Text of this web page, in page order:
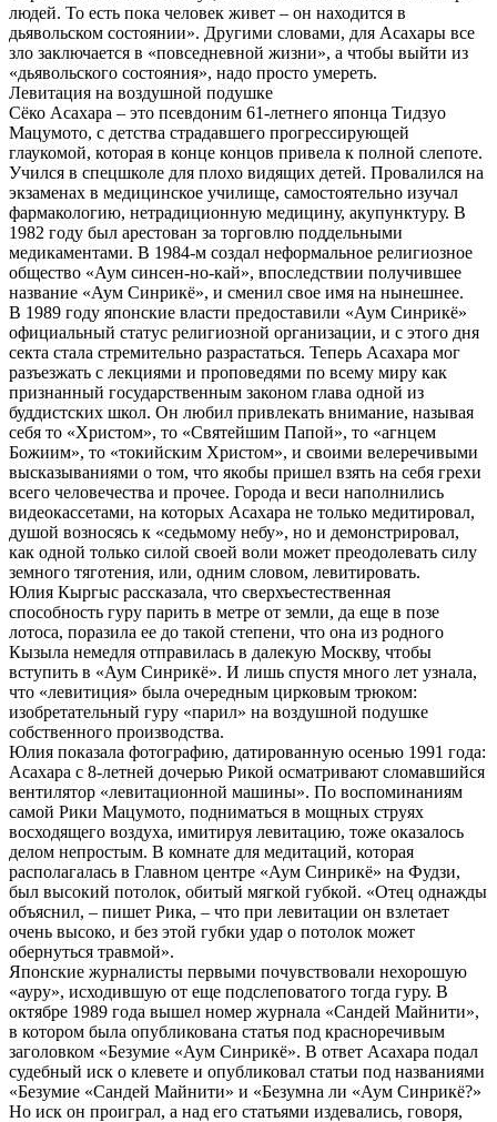
людей. То есть пока человек живет – он находится в
дьявольском состоянии». Другими словами, для Асахары все
зло заключается в «повседневной жизни», а чтобы выйти из
«дьявольского состояния», надо просто умереть.
Левитация на воздушной подушке
Сёко Асахара – это псевдоним 61-летнего японца Тидзуо
Мацумото, с детства страдавшего прогрессирующей
глаукомой, которая в конце концов привела к полной слепоте.
Учился в спецшколе для плохо видящих детей. Провалился на
экзаменах в медицинское училище, самостоятельно изучал
фармакологию, нетрадиционную медицину, акупунктуру. В
1982 году был арестован за торговлю поддельными
медикаментами. В 1984-м создал неформальное религиозное
общество «Аум синсен-но-кай», впоследствии получившее
название «Аум Синрикё», и сменил свое имя на нынешнее.
В 1989 году японские власти предоставили «Аум Синрикё»
официальный статус религиозной организации, и с этого дня
секта стала стремительно разрастаться. Теперь Асахара мог
разъезжать с лекциями и проповедями по всему миру как
признанный государственным законом глава одной из
буддистских школ. Он любил привлекать внимание, называя
себя то «Христом», то «Святейшим Папой», то «агнцем
Божиим», то «токийским Христом», и своими велеречивыми
высказываниями о том, что якобы пришел взять на себя грехи
всего человечества и прочее. Города и веси наполнились
видеокассетами, на которых Асахара не только медитировал,
душой возносясь к «седьмому небу», но и демонстрировал,
как одной только силой своей воли может преодолевать силу
земного тяготения, или, одним словом, левитировать.
Юлия Кыргыс рассказала, что сверхъестественная
способность гуру парить в метре от земли, да еще в позе
лотоса, поразила ее до такой степени, что она из родного
Кызыла немедля отправилась в далекую Москву, чтобы
вступить в «Аум Синрикё». И лишь спустя много лет узнала,
что «левитиция» была очередным цирковым трюком:
изобретательный гуру «парил» на воздушной подушке
собственного производства.
Юлия показала фотографию, датированную осенью 1991 года:
Асахара с 8-летней дочерью Рикой осматривают сломавшийся
вентилятор «левитационной машины». По воспоминаниям
самой Рики Мацумото, подниматься в мощных струях
восходящего воздуха, имитируя левитацию, тоже оказалось
делом непростым. В комнате для медитаций, которая
располагалась в Главном центре «Аум Синрикё» на Фудзи,
был высокий потолок, обитый мягкой губкой. «Отец однажды
объяснил, – пишет Рика, – что при левитации он взлетает
очень высоко, и без этой губки удар о потолок может
обернуться травмой».
Японские журналисты первыми почувствовали нехорошую
«ауру», исходившую от еще подслеповатого тогда гуру. В
октябре 1989 года вышел номер журнала «Сандей Майнити»,
в котором была опубликована статья под красноречивым
заголовком «Безумие «Аум Синрикё». В ответ Асахара подал
судебный иск о клевете и опубликовал статьи под названиями
«Безумие «Сандей Майнити» и «Безумна ли «Аум Синрикё?»
Но иск он проиграл, а над его статьями издевались, говоря,